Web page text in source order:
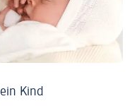
Kind